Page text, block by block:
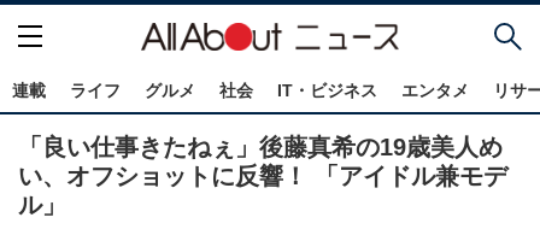
連載 ライフ グルメ 社会 IT・ビジネス エンタメ リサ
「良い仕事きたねぇ」後藤真希の19歳美人め
い、オフショットに反響！ 「アイドル兼モデ
ル」